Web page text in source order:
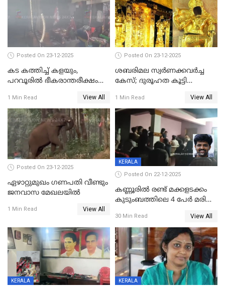
അപ്പൂപ്പനെതിരെ പോക്സോ
കേസ് ഒടുവിൽ 4 ജീവനുകൾ
പൊലിഞ്ഞു
Posted On 23-12-2025
കട കത്തിച്ച് കളയും,
പറവൂരില്‍ ഭീകരാന്തരീക്ഷം
1 Min Read View All
Posted On 23-12-2025
ശബരിമല സ്വര്‍ണക്കവര്‍ച്ച
കേസ്; ദുരൂഹത കൂട്ടി
1 Min Read View All
Posted On 23-12-2025
ഏഴാറ്റുമുഖം ഗണപതി വീണ്ടും
ജനവാസ മേഖലയിൽ
1 Min Read View All
KERALA
Posted On 22-12-2025
കണ്ണൂരിൽ രണ്ട് മക്കളടക്കം
കുടുംബത്തിലെ 4 പേർ മരിച്ച
30 Min Read View All
KERALA KERALA